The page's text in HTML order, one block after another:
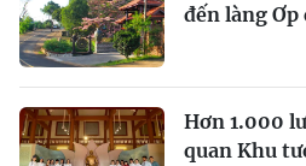
đến làng
Hơn 1.000
quan Khu